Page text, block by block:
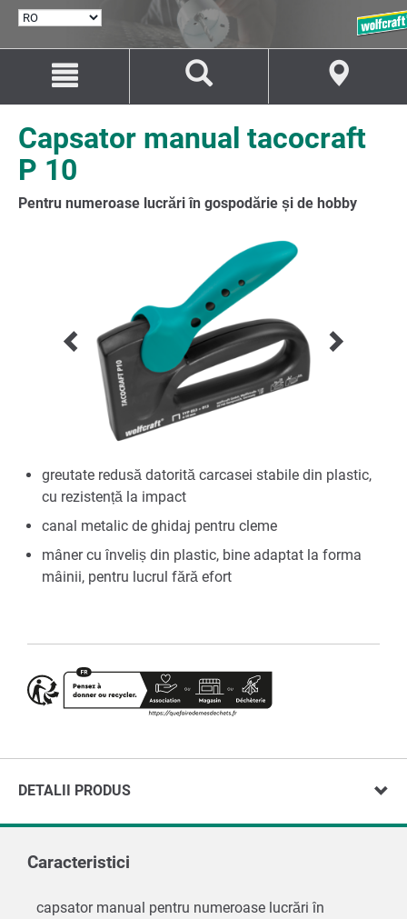
SELECTARE
conținut
navigare
Capsator manual tacocraft
P 10
Pentru numeroase lucrări în gospodărie și de hobby
greutate redusă datorită carcasei stabile din plastic,
cu rezistență la impact
canal metalic de ghidaj pentru cleme
mâner cu înveliș din plastic, bine adaptat la forma
mâinii, pentru lucrul fără efort
DETALII PRODUS
Caracteristici
capsator manual pentru numeroase lucrări în